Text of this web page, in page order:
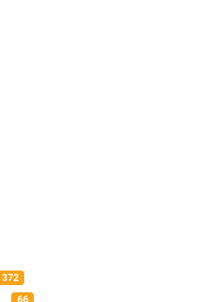
372
66